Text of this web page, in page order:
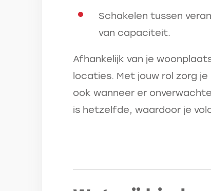
Schakelen tussen
van capaciteit.
Afhankelijk van je
locaties. Met jouw rol zorg
ook wanneer er
is hetzelfde, waardoor je